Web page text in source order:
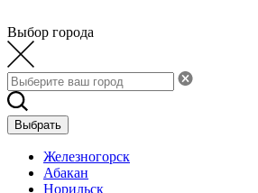
Выбор города
Выбрать
Железногорск
Абакан
Норильск